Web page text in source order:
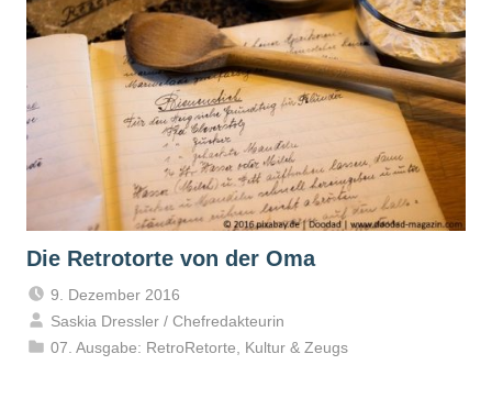
Die Retrotorte von der Oma
9. Dezember 2016
Saskia Dressler / Chefredakteurin
07. Ausgabe: RetroRetorte
Kultur & Zeugs